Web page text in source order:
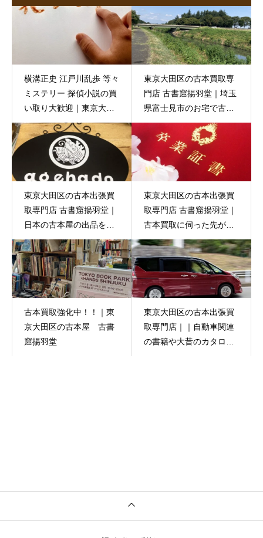
横溝正史 江戸川乱歩 等々
ミステリー 探偵小説の買
い取り大歓迎｜東京大田
区の古本出張買取 古書窟
揚羽堂
東京大田区の古本買取専
門店 古書窟揚羽堂｜埼玉
県富士見市のお宅で古本
出張買取
東京大田区の古本出張買
取専門店 古書窟揚羽堂｜
日本の古本屋の出品を頑
張ってます
東京大田区の古本出張買
取専門店 古書窟揚羽堂｜
古本買取に伺った先が高
校の後輩！
古本買取強化中！！｜東
京大田区の古本屋 古書
窟揚羽堂
東京大田区の古本出張買
取専門店｜｜自動車関連
の書籍や大昔のカタロ